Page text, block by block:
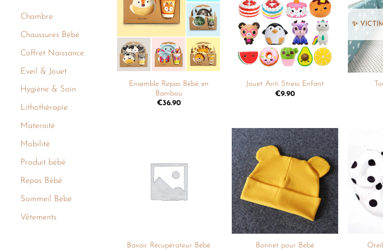
Chambre
Chaussures Bébé
Coffret Naissance
Eveil & Jouet
Hygiène & Soin
Lithothérapie
Maternité
Mobilité
Produit bébé
Repas Bébé
Sommeil Bébé
Vêtements
à la
liste de
souhaits
+
Ensemble Repas Bébé en
Bambou
€36.90
à la
liste de
souhaits
+
Jouet Anti Stress Enfant
€9.90
+
Bavoir Récupérateur Bébé
Ajouter
liste de
souhaits
+
Bonnet pour Bébé